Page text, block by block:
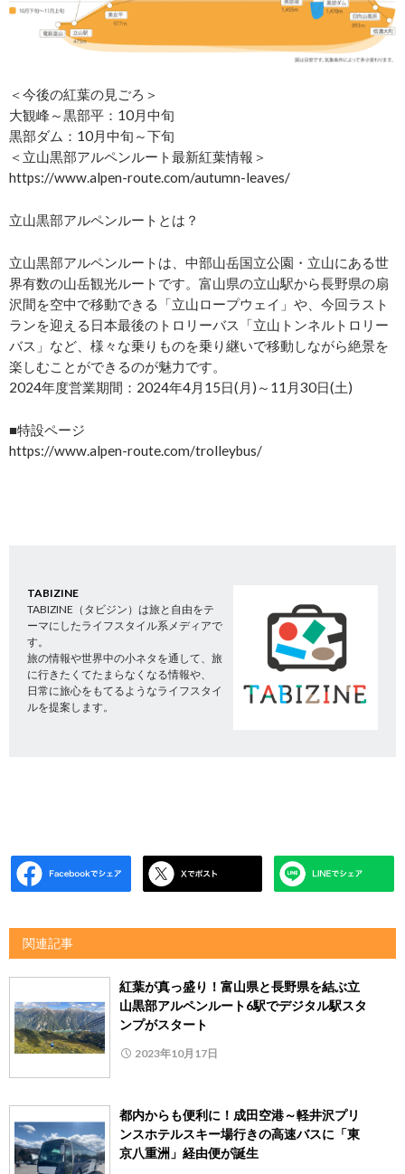
＜今後の紅葉の見ごろ＞
大観峰～黒部平：10月中旬
黒部ダム：10月中旬～下旬
＜立山黒部アルペンルート最新紅葉情報＞
https://www.alpen-route.com/autumn-leaves/
立山黒部アルペンルートとは？
立山黒部アルペンルートは、中部山岳国立公園・立山にある世
界有数の山岳観光ルートです。富山県の立山駅から長野県の扇
沢間を空中で移動できる「立山ロープウェイ」や、今回ラスト
ランを迎える日本最後のトロリーバス「立山トンネルトロリー
バス」など、様々な乗りものを乗り継いで移動しながら絶景を
楽しむことができるのが魅力です。
2024年度営業期間：2024年4月15日(月)～11月30日(土)
■特設ページ
https://www.alpen-route.com/trolleybus/
TABIZINE
TABIZINE（タビジン）は旅と自由をテ
ーマにしたライフスタイル系メディアで
す。
旅の情報や世界中の小ネタを通して、旅
に行きたくてたまらなくなる情報や、
日常に旅心をもてるようなライフスタイ
ルを提案します。
関連記事
紅葉が真っ盛り！富山県と長野県を結ぶ立
山黒部アルペンルート6駅でデジタル駅スタ
ンプがスタート
2023年10月17日
都内からも便利に！成田空港～軽井沢プリ
ンスホテルスキー場行きの高速バスに「東
京八重洲」経由便が誕生